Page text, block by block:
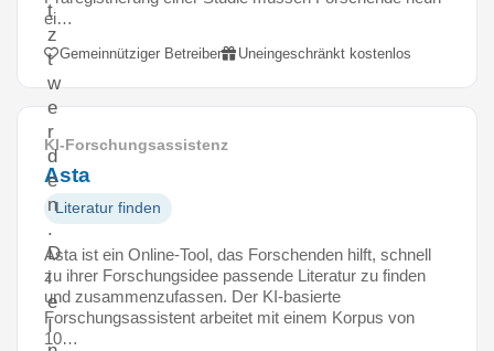
t
z
t
w
e
r
d
e
n
.
D
i
e
I
ei…
Gemeinnütziger Betreiber Uneingeschränkt kostenlos
KI-Forschungsassistenz
Asta
Literatur finden
Asta ist ein Online-Tool, das Forschenden hilft, schnell
zu ihrer Forschungsidee passende Literatur zu finden
und zusammenzufassen. Der KI-basierte
Forschungsassistent arbeitet mit einem Korpus von
10…